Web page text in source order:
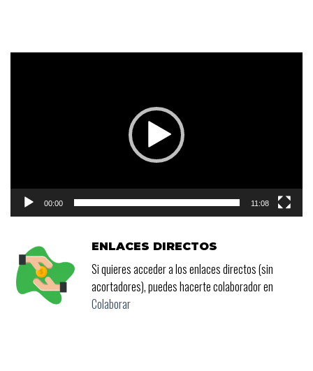
00:00 11:08
ENLACES DIRECTOS
Si quieres acceder a los enlaces directos (sin
acortadores), puedes hacerte colaborador en
Colaborar